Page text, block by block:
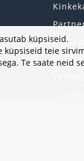
Saidi
Minu
küpsiseid.
küpsiseid teie
Te saate neid